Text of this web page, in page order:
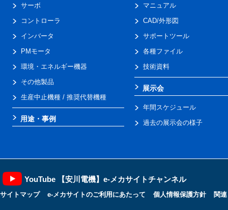
サーボ
コントローラ
インバータ
PMモータ
環境・エネルギー機器
その他製品
生産中止機種 / 推奨代替機種
用途・事例
マニュアル
CAD/外形図
サポートツール
各種ファイル
技術資料
展示会
年間スケジュール
過去の展示会の様子
YouTube 【安川電機】e-メカサイトチャンネル
サイトマップ e-メカサイトのご利用にあたって 個人情報保護方針 関